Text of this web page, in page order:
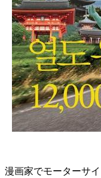
漫画家でモーターサ